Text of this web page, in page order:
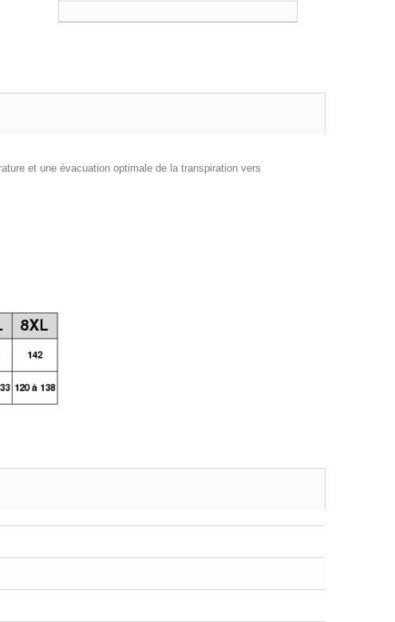
et une évacuation optimale de la transpiration vers